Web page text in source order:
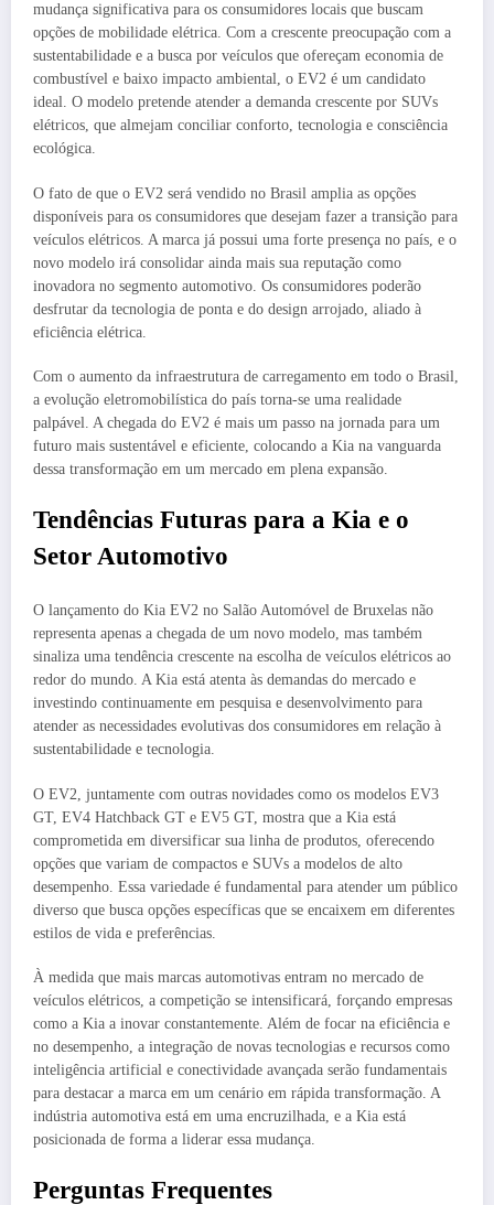
mudança significativa para os consumidores locais que buscam
opções de mobilidade elétrica. Com a crescente preocupação com a
sustentabilidade e a busca por veículos que ofereçam economia de
combustível e baixo impacto ambiental, o EV2 é um candidato
ideal. O modelo pretende atender a demanda crescente por SUVs
elétricos, que almejam conciliar conforto, tecnologia e consciência
ecológica.
O fato de que o EV2 será vendido no Brasil amplia as opções
disponíveis para os consumidores que desejam fazer a transição para
veículos elétricos. A marca já possui uma forte presença no país, e o
novo modelo irá consolidar ainda mais sua reputação como
inovadora no segmento automotivo. Os consumidores poderão
desfrutar da tecnologia de ponta e do design arrojado, aliado à
eficiência elétrica.
Com o aumento da infraestrutura de carregamento em todo o Brasil,
a evolução eletromobilística do país torna-se uma realidade
palpável. A chegada do EV2 é mais um passo na jornada para um
futuro mais sustentável e eficiente, colocando a Kia na vanguarda
dessa transformação em um mercado em plena expansão.
Tendências Futuras para a Kia e o
Setor Automotivo
O lançamento do Kia EV2 no Salão Automóvel de Bruxelas não
representa apenas a chegada de um novo modelo, mas também
sinaliza uma tendência crescente na escolha de veículos elétricos ao
redor do mundo. A Kia está atenta às demandas do mercado e
investindo continuamente em pesquisa e desenvolvimento para
atender as necessidades evolutivas dos consumidores em relação à
sustentabilidade e tecnologia.
O EV2, juntamente com outras novidades como os modelos EV3
GT, EV4 Hatchback GT e EV5 GT, mostra que a Kia está
comprometida em diversificar sua linha de produtos, oferecendo
opções que variam de compactos e SUVs a modelos de alto
desempenho. Essa variedade é fundamental para atender um público
diverso que busca opções específicas que se encaixem em diferentes
estilos de vida e preferências.
À medida que mais marcas automotivas entram no mercado de
veículos elétricos, a competição se intensificará, forçando empresas
como a Kia a inovar constantemente. Além de focar na eficiência e
no desempenho, a integração de novas tecnologias e recursos como
inteligência artificial e conectividade avançada serão fundamentais
para destacar a marca em um cenário em rápida transformação. A
indústria automotiva está em uma encruzilhada, e a Kia está
posicionada de forma a liderar essa mudança.
Perguntas Frequentes